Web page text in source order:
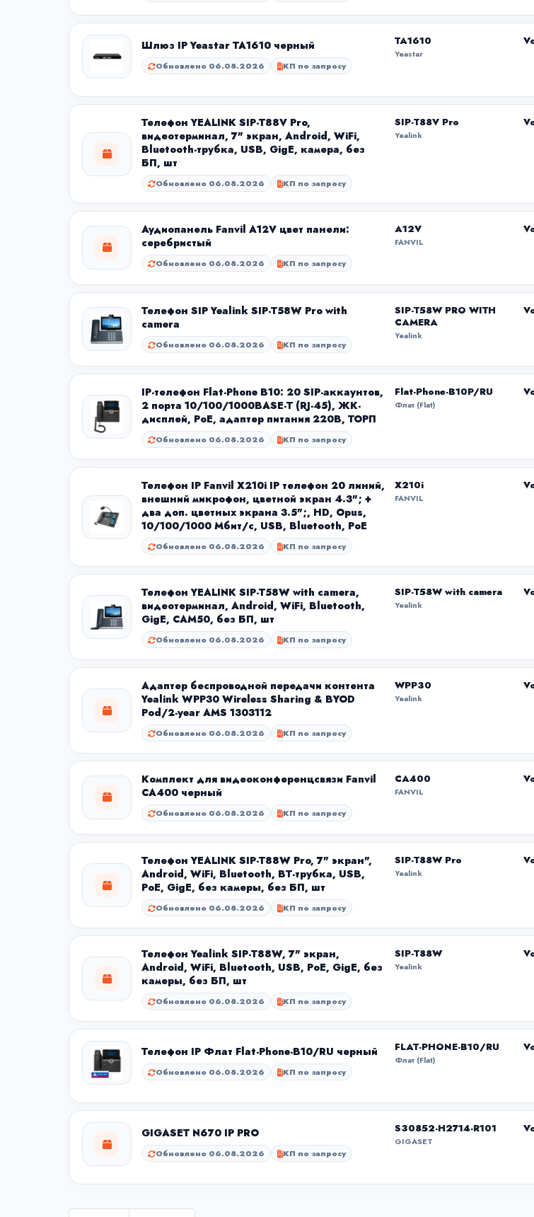
Шлюз IP Yeastar TA1610 черный
Обновлено 06.08.2026 КП по запросу
TA1610
Yeastar
Телефон YEALINK SIP-T88V Pro,
видеотерминал, 7" экран, Android, WiFi,
Bluetooth-трубка, USB, GigE, камера, без
БП, шт
Обновлено 06.08.2026 КП по запросу
SIP-T88V Pro
Yealink
Аудиопанель Fanvil A12V цвет панели:
серебристый
Обновлено 06.08.2026 КП по запросу
A12V
FANVIL
Телефон SIP Yealink SIP-T58W Pro with
camera
Обновлено 06.08.2026 КП по запросу
SIP-T58W PRO WITH
CAMERA
Yealink
IP-телефон Flat-Phone B10: 20 SIP-аккаунтов,
2 порта 10/100/1000BASE-T (RJ-45), ЖК-
дисплей, PoE, адаптер питания 220В, ТОРП
Обновлено 06.08.2026 КП по запросу
Flat-Phone-B10P/RU
Флат (Flat)
Телефон IP Fanvil X210i IP телефон 20 линий,
внешний микрофон, цветной экран 4.3"; +
два доп. цветных экрана 3.5";, HD, Opus,
10/100/1000 Мбит/с, USB, Bluetooth, PoE
Обновлено 06.08.2026 КП по запросу
X210i
FANVIL
Телефон YEALINK SIP-T58W with camera,
видеотерминал, Android, WiFi, Bluetooth,
GigE, CAM50, без БП, шт
Обновлено 06.08.2026 КП по запросу
SIP-T58W with camera
Yealink
Адаптер беспроводной передачи контента
Yealink WPP30 Wireless Sharing & BYOD
Pod/2-year AMS 1303112
Обновлено 06.08.2026 КП по запросу
WPP30
Yealink
Комплект для видеоконференцсвязи Fanvil
CA400 черный
Обновлено 06.08.2026 КП по запросу
CA400
FANVIL
Телефон YEALINK SIP-T88W Pro, 7" экран",
Android, WiFi, Bluetooth, BT-трубка, USB,
PoE, GigE, без камеры, без БП, шт
Обновлено 06.08.2026 КП по запросу
SIP-T88W Pro
Yealink
Телефон Yealink SIP-T88W, 7" экран,
Android, WiFi, Bluetooth, USB, PoE, GigE, без
камеры, без БП, шт
Обновлено 06.08.2026 КП по запросу
SIP-T88W
Yealink
Телефон IP Флат Flat-Phone-B10/RU черный
Обновлено 06.08.2026 КП по запросу
FLAT-PHONE-B10/RU
Флат (Flat)
GIGASET N670 IP PRO
Обновлено 06.08.2026 КП по запросу
S30852-H2714-R101
GIGASET